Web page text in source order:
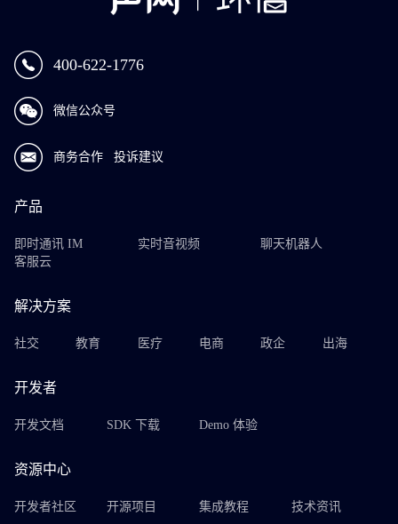
400-622-1776
微信公众号
商务合作 投诉建议
产品
即时通讯 IM 实时音视频
聊天机器人
客服云
解决方案
社交 教育 医疗 电商 政企 出海
开发者
开发文档 SDK 下载 Demo 体验
资源中心
开发者社区 开源项目 集成教程 技术资讯